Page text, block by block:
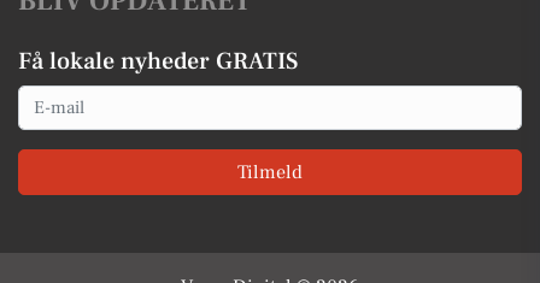
Få lokale nyheder GRATIS
Email
Tilmeld